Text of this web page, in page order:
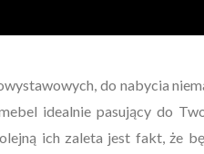
do nabycia
idealnie pasujący do
ich zaleta jest fakt, że